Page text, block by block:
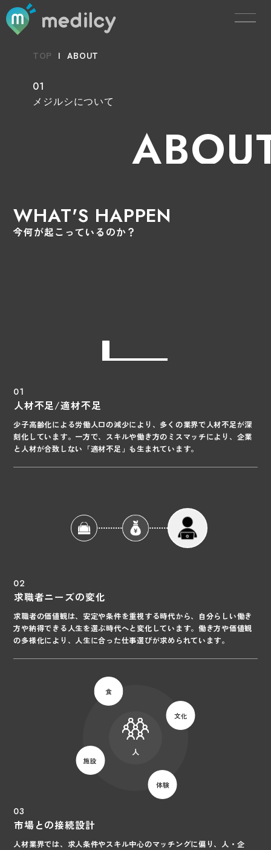
01
メジルシについて
TOP | ABOUT
WHAT'S HAPPEN
今何が起こっているのか？
01
人材不足/適材不足
少子高齢化による労働人口の減少により、多くの業界で人材不足が深
刻化しています。一方で、スキルや働き方のミスマッチにより、企業
と人材が合致しない「適材不足」も生まれています。
02
求職者ニーズの変化
求職者の価値観は、安定や条件を重視する時代から、自分らしい働き
方や納得できる人生を選ぶ時代へと変化しています。働き方や価値観
の多様化により、人生に合った仕事選びが求められています。
人
食
文化
施設
体験
03
市場との接続設計
人材業界では、求人条件やスキル中心のマッチングに偏り、人・企